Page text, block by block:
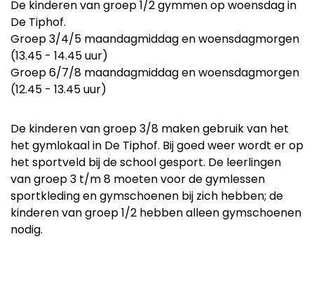
De kinderen van groep 1/2 gymmen op woensdag in
De Tiphof.
Groep 3/4/5 maandagmiddag en woensdagmorgen
(13.45 - 14.45 uur)
Groep 6/7/8 maandagmiddag en woensdagmorgen
(12.45 - 13.45 uur)
De kinderen van groep 3/8 maken gebruik van het
het gymlokaal in De Tiphof. Bij goed weer wordt er op
het sportveld bij de school gesport. De leerlingen
van groep 3 t/m 8 moeten voor de gymlessen
sportkleding en gymschoenen bij zich hebben; de
kinderen van groep 1/2 hebben alleen gymschoenen
nodig.